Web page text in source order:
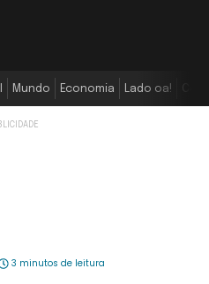
Mundo Economia Lado oa!
3 minutos de leitura